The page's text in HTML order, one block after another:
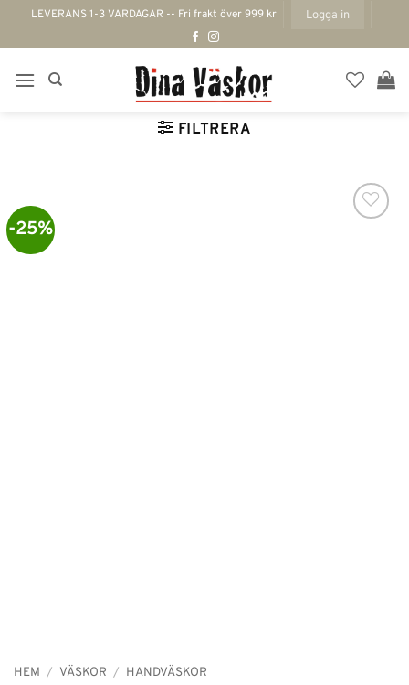
LEVERANS 1-3 VARDAGAR -- Fri frakt över 999 kr Logga in
FILTRERA
-25%
HEM / VÄSKOR / HANDVÄSKOR